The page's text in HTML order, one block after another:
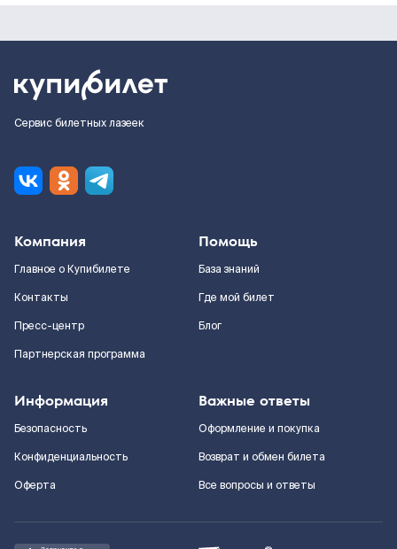
Сервис билетных лазеек
Компания
Главное о Купибилете
Контакты
Пресс-центр
Партнерская программа
Помощь
База знаний
Где мой билет
Блог
Информация
Безопасность
Конфиденциальность
Оферта
Важные ответы
Оформление и покупка
Возврат и обмен билета
Все вопросы и ответы